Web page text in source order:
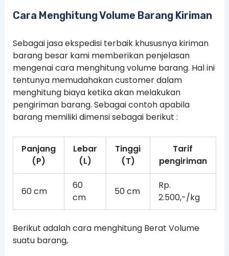
Cara Menghitung Volume Barang Kiriman
Sebagai jasa ekspedisi terbaik khususnya kiriman
barang besar kami memberikan penjelasan
mengenai cara menghitung volume barang. Hal ini
tentunya memudahakan customer dalam
menghitung biaya ketika akan melakukan
pengiriman barang. Sebagai contoh apabila
barang memiliki dimensi sebagai berikut :
Panjang
(P)
Lebar
(L)
Tinggi
(T)
Tarif
pengiriman
60 cm
60
cm
50 cm
Rp.
2.500,-/kg
Berikut adalah cara menghitung Berat Volume
suatu barang,